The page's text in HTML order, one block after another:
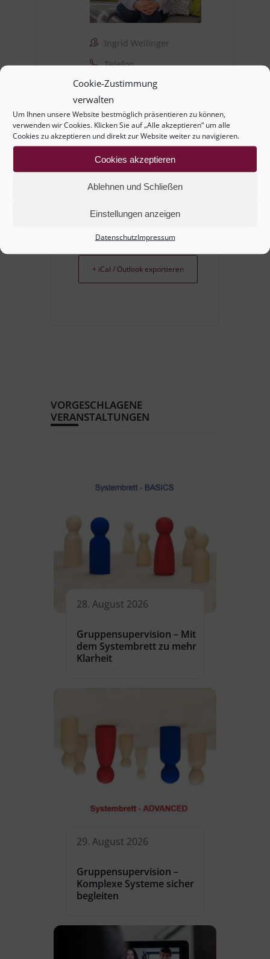
Cookie-Zustimmung
verwalten
Um Ihnen unsere Website bestmöglich präsentieren zu können,
verwenden wir Cookies. Klicken Sie auf „Alle akzeptieren“ um alle
Cookies zu akzeptieren und direkt zur Website weiter zu navigieren.
Cookies akzeptieren
Ablehnen und Schließen
Einstellungen anzeigen
DatenschutzImpressum
Ingrid Weilinger
Telefon
+43 660 211 12 18
E-Mail
weilinger.i@aon.at
+ iCal / Outlook exportieren
VORGESCHLAGENE
VERANSTALTUNGEN
28. August 2026
Gruppensupervision – Mit
dem Systembrett zu mehr
Klarheit
29. August 2026
Gruppensupervision –
Komplexe Systeme sicher
begleiten